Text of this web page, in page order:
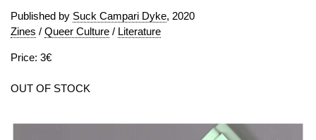
Published by Suck Campari Dyke, 2020
Zines / Queer Culture / Literature
Price: 3€
OUT OF STOCK